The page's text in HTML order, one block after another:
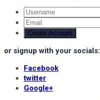
Create Account
or signup with your socials:
Facebook
twitter
Google+